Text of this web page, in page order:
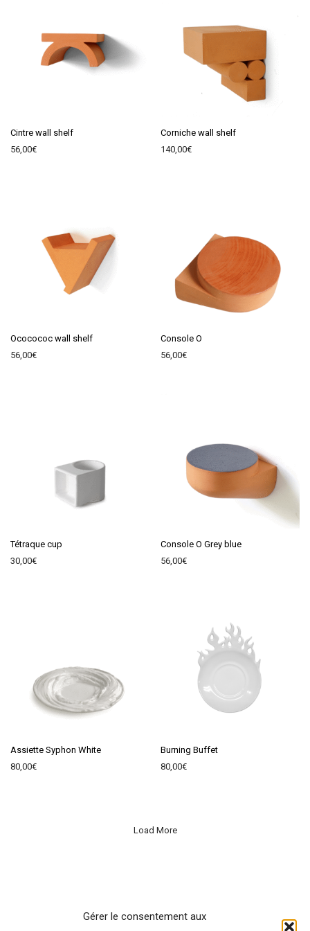
Gérer le consentement aux
Cintre wall shelf
56,00€
Corniche wall shelf
140,00€
Ococococ wall shelf
56,00€
Console O
56,00€
Tétraque cup
30,00€
Console O Grey blue
56,00€
Assiette Syphon White
80,00€
Burning Buffet
80,00€
Load More